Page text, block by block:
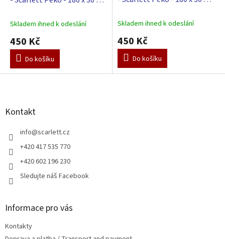
Skladem ihned k odeslání
450 Kč
Do košíku
Skladem ihned k odeslání
450 Kč
Do košíku
Z
Kontakt
info@scarlett.cz
+420 417 535 770
+420 602 196 230
Sledujte náš Facebook
Informace pro vás
Kontakty